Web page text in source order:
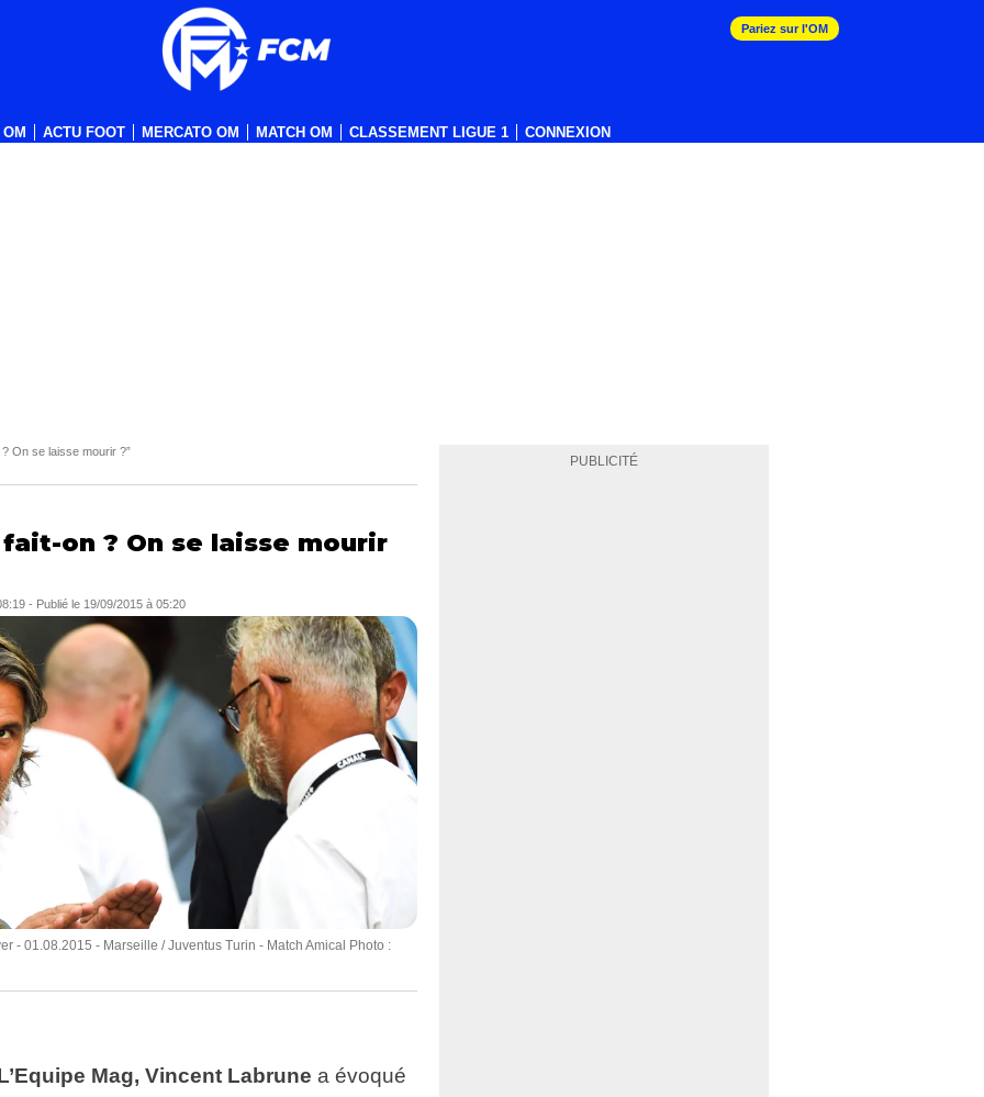
ACTU FOOT MERCATO OM MATCH OM CLASSEMENT LIGUE 1 CONNEXION
Pariez sur l'OM
PUBLICITÉ
On se laisse mourir ?”
on ? On se laisse mourir
- Publié le 19/09/2015 à 05:20
- 01.08.2015 - Marseille / Juventus Turin - Match Amical Photo :
Mag, Vincent Labrune a évoqué